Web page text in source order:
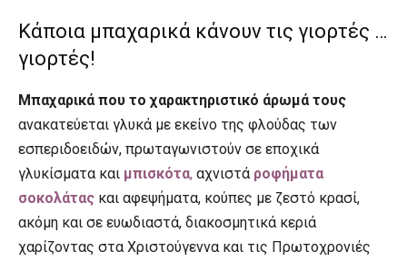
Κάποια μπαχαρικά κάνουν τις γιορτές …
γιορτές!
Μπαχαρικά που το χαρακτηριστικό άρωμά τους
ανακατεύεται γλυκά με εκείνο της φλούδας των
εσπεριδοειδών, πρωταγωνιστούν σε εποχικά
γλυκίσματα και μπισκότα, αχνιστά ροφήματα
σοκολάτας και αφεψήματα, κούπες με ζεστό κρασί,
ακόμη και σε ευωδιαστά, διακοσμητικά κεριά
χαρίζοντας στα Χριστούγεννα και τις Πρωτοχρονιές